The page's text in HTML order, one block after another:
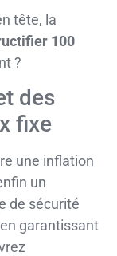
tête, la
100
?
des
fixe
une inflation
un
de sécurité
garantissant